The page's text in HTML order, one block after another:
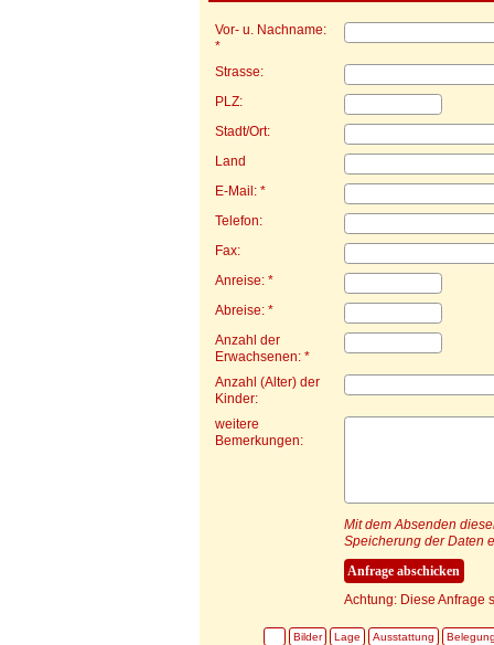
Vor- u. Nachname:
*
Strasse:
PLZ:
Stadt/Ort:
Land
E-Mail: *
Telefon:
Fax:
Anreise: *
Abreise: *
Anzahl der
Erwachsenen: *
Anzahl (Alter) der
Kinder:
weitere
Bemerkungen:
Mit dem Absenden
Speicherung der Daten
Achtung: Diese Anfrage
Bilder Lage Ausstattung